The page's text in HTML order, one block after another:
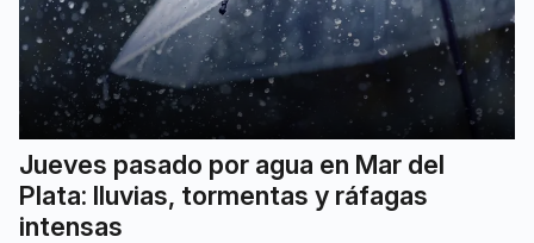
Jueves pasado por agua en Mar del
Plata: lluvias, tormentas y ráfagas
intensas